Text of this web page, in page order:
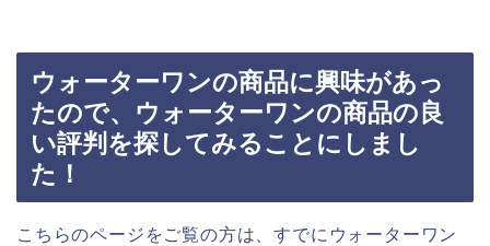
ウォーターワンの商品に興味があっ
たので、ウォーターワンの商品の良
い評判を探してみることにしまし
た！
こちらのページをご覧の方は、すでにウォーターワン